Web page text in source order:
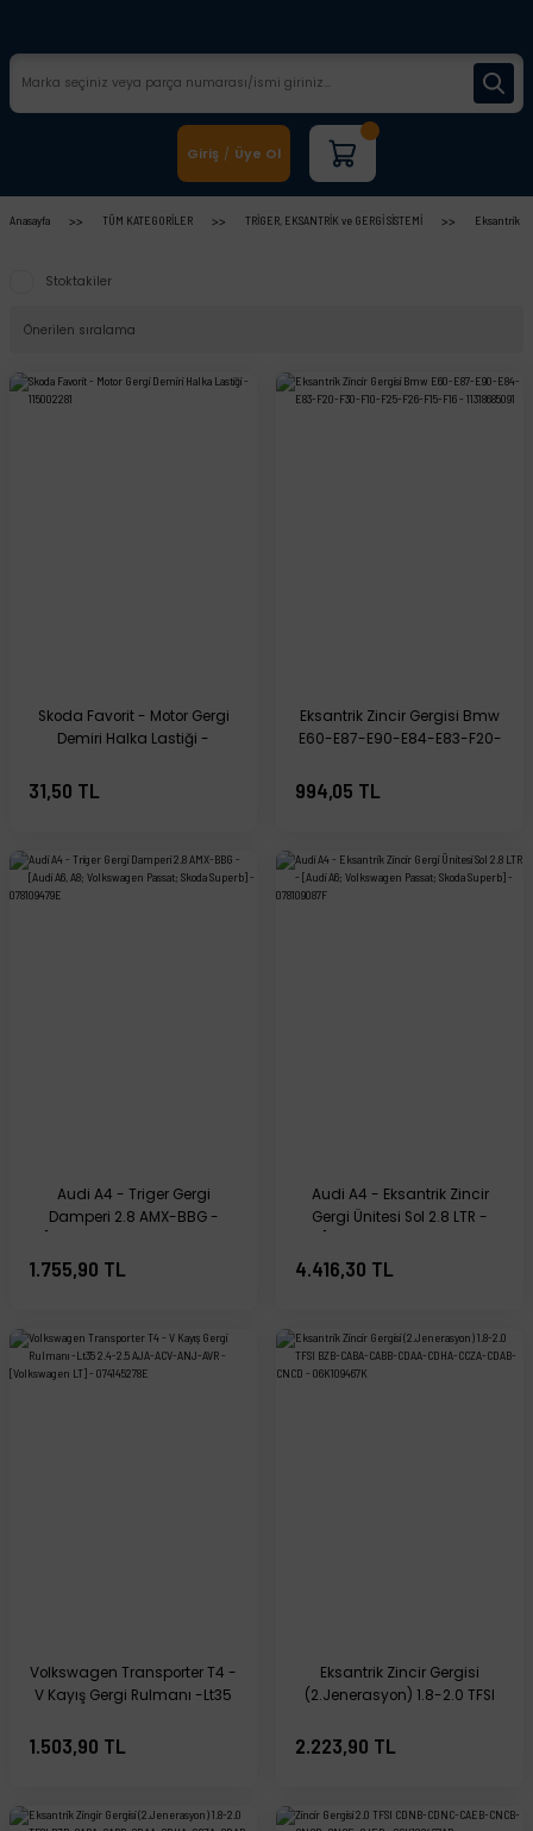
Giriş / Üye Ol
Anasayfa TÜM KATEGORİLER TRİGER, EKSANTRİK ve GERGİ SİSTEMİ Eksantrik
Stoktakiler
Skoda Favorit - Motor Gergi
Demiri Halka Lastiği -
31,50 TL
Eksantrik Zincir Gergisi Bmw
E60-E87-E90-E84-E83-F20-
11318685091
994,05 TL
Audi A4 - Triger Gergi
Damperi 2.8 AMX-BBG -
Passat; Skoda Superb] -
1.755,90 TL
Audi A4 - Eksantrik Zincir
Gergi Ünitesi Sol 2.8 LTR -
Passat; Skoda Superb] -
4.416,30 TL
Volkswagen Transporter T4 -
V Kayış Gergi Rulmanı -Lt35
[Volkswagen LT] -
1.503,90 TL
Eksantrik Zincir Gergisi
(2.Jenerasyon) 1.8-2.0 TFSI
CDHA-CCZA-CDAB-CNCD -
2.223,90 TL